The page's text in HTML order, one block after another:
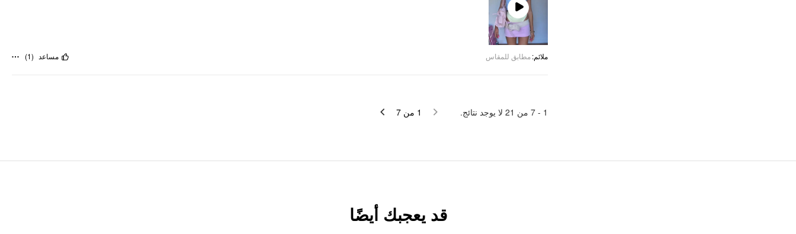
Play
Video
ملائم:مطابق للمقاس مساعد (
1
)
1 -
7 من 21 لا يوجد نتائج. 1 من 7
قد يعجبك أيضًا